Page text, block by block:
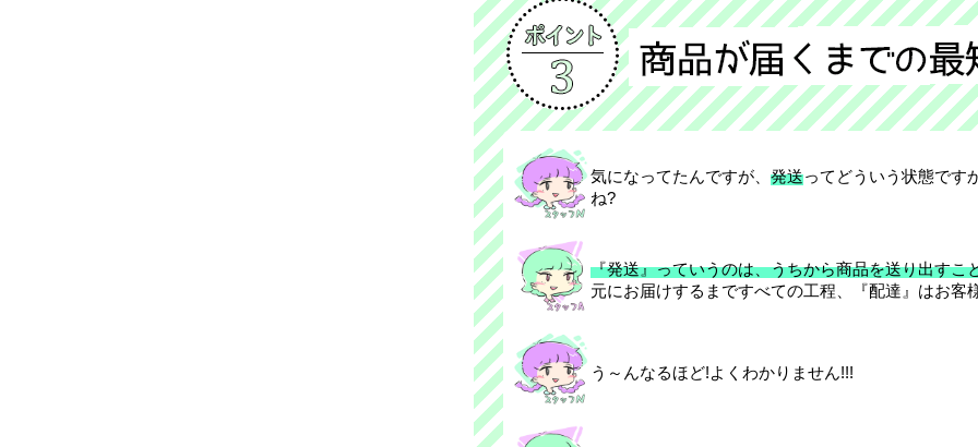
気になってたんですが、 発送ってどういう状態です
ね?
『発送』っていうのは、うちから商品を送り出すこ
元にお届けするまですべての工程、『配達』はお客
う～んなるほど!よくわかりません!!!